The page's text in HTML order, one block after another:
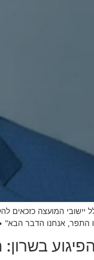
המועצה כזכאים
התפר, אנחנו הדבר הבא"